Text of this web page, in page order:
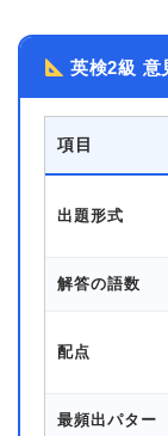
英検2級 意
項目
出題形式
解答の語数
配点
最頻出パター